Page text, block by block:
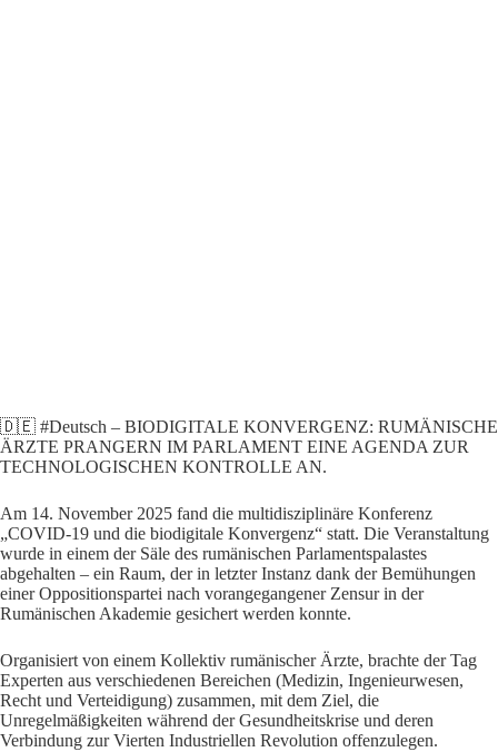
🇩🇪 #Deutsch – BIODIGITALE KONVERGENZ: RUMÄNISCHE
ÄRZTE PRANGERN IM PARLAMENT EINE AGENDA ZUR
TECHNOLOGISCHEN KONTROLLE AN.
Am 14. November 2025 fand die multidisziplinäre Konferenz
„COVID-19 und die biodigitale Konvergenz“ statt. Die Veranstaltung
wurde in einem der Säle des rumänischen Parlamentspalastes
abgehalten – ein Raum, der in letzter Instanz dank der Bemühungen
einer Oppositionspartei nach vorangegangener Zensur in der
Rumänischen Akademie gesichert werden konnte.
Organisiert von einem Kollektiv rumänischer Ärzte, brachte der Tag
Experten aus verschiedenen Bereichen (Medizin, Ingenieurwesen,
Recht und Verteidigung) zusammen, mit dem Ziel, die
Unregelmäßigkeiten während der Gesundheitskrise und deren
Verbindung zur Vierten Industriellen Revolution offenzulegen.